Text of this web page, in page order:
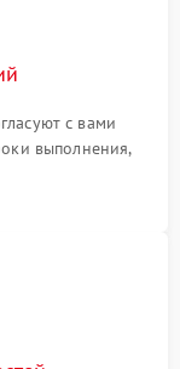
с вами
выполнения,